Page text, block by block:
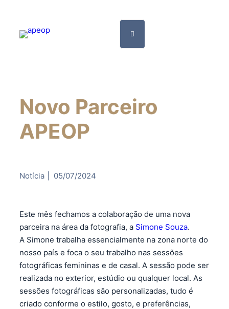
Novo Parceiro
APEOP
Notícia 05/07/2024
Este mês fechamos a colaboração de uma nova
parceira na área da fotografia, a Simone Souza.
A Simone trabalha essencialmente na zona norte do
nosso país e foca o seu trabalho nas sessões
fotográficas femininas e de casal. A sessão pode ser
realizada no exterior, estúdio ou qualquer local. As
sessões fotográficas são personalizadas, tudo é
criado conforme o estilo, gosto, e preferências,